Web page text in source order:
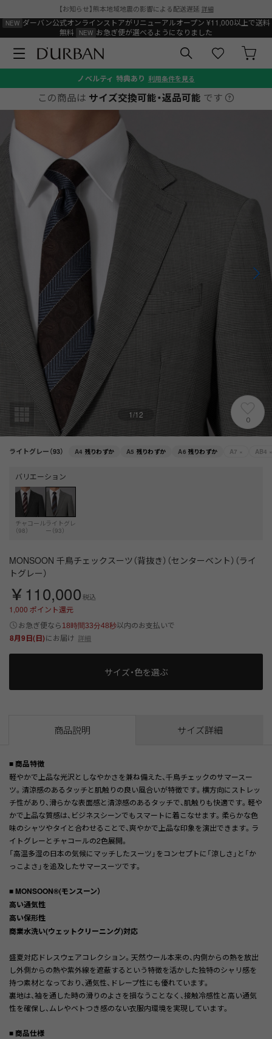
【お知らせ】熊本地域地震の影響による配送遅延 詳細
ダーバン公式オンラインストアがリニューアルオープン ¥11,000以上で送料
無料
お急ぎ便が選べるようになりました
ノベルティ 特典あり 利用条件を見る
この商品は サイズ交換可能・返品可能 です
1/12
0
ライトグレー（93） A4 残りわずか A5 残りわずか A6 残りわずか A7 × AB4
バリエーション
チャコール
（98）
ライトグレ
ー（93）
MONSOON 千鳥チェックスーツ（背抜き）（センターベント）（ライ
トグレー）
￥110,000税込
1,000 ポイント還元
お急ぎ便なら 18時間33分47秒以内のお支払いで
8月9日(日)にお届け 詳細
サイズ・色を選ぶ
商品説明 サイズ詳細
■ 商品特徴
軽やかで上品な光沢としなやかさを兼ね備えた、千鳥チェックのサマースー
ツ。清涼感のあるタッチと肌触りの良い風合いが特徴です。横方向にストレッ
チ性があり、滑らかな表面感と清涼感のあるタッチで、肌触りも快適です。軽や
かで上品な質感は、ビジネスシーンでもスマートに着こなせます。柔らかな色
味のシャツやタイと合わせることで、爽やかで上品な印象を演出できます。ラ
イトグレーとチャコールの2色展開。
「高温多湿の日本の気候にマッチしたスーツ」をコンセプトに「涼しさ」と「か
っこよさ」を追及したサマースーツです。
■ MONSOON®(モンスーン）
高い通気性
高い保形性
商業水洗い(ウェットクリーニング)対応
盛夏対応ドレスウェアコレクション。天然ウール本来の、内側からの熱を放出
し外側からの熱や紫外線を遮蔽するという特徴を活かした独特のシャリ感を
持つ素材となっており、通気性、ドレープ性にも優れています。
裏地は、袖を通した時の滑りのよさを損なうことなく、接触冷感性と高い通気
性を確保し、ムレやベトつき感のない衣服内環境を実現しています。
■ 商品仕様